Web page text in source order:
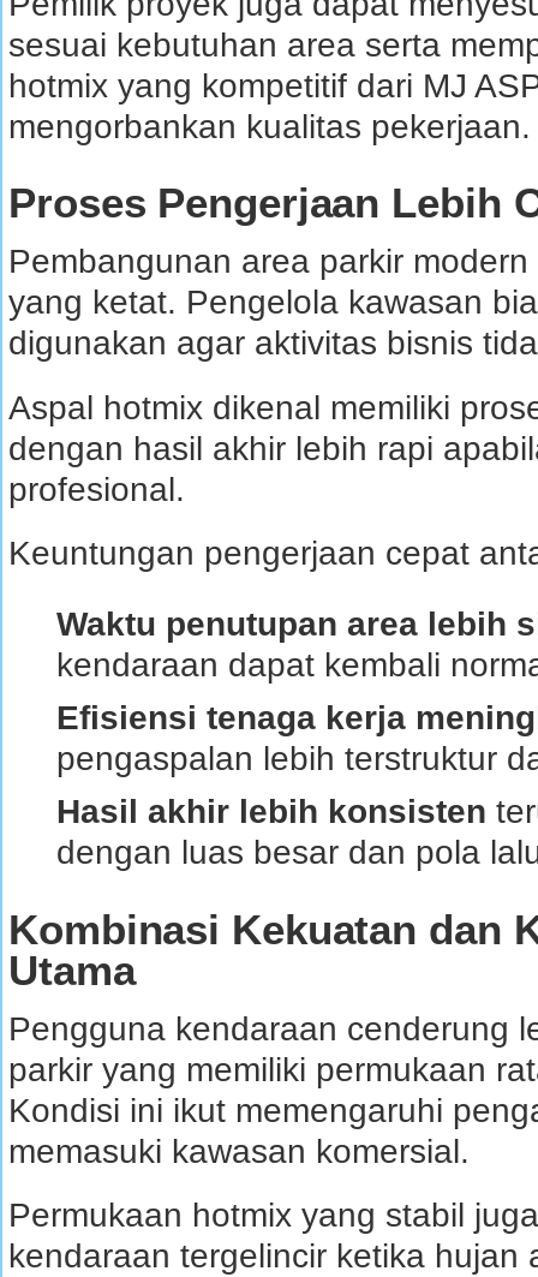
sesuai kebutuhan area serta
hotmix yang kompetitif dari MJ
mengorbankan kualitas pekerjaan.
Proses Pengerjaan Lebih
Pembangunan area parkir
yang ketat. Pengelola kawasan
digunakan agar aktivitas bisnis
Aspal hotmix dikenal memiliki
dengan hasil akhir lebih rapi
profesional.
Keuntungan pengerjaan cepat
Waktu penutupan area lebih
kendaraan dapat kembali
Efisiensi tenaga kerja
pengaspalan lebih terstruktur
Hasil akhir lebih konsisten
dengan luas besar dan pola
Kombinasi Kekuatan dan
Utama
Pengguna kendaraan cenderung
parkir yang memiliki permukaan
Kondisi ini ikut memengaruhi
memasuki kawasan komersial.
Permukaan hotmix yang stabil
kendaraan tergelincir ketika hujan